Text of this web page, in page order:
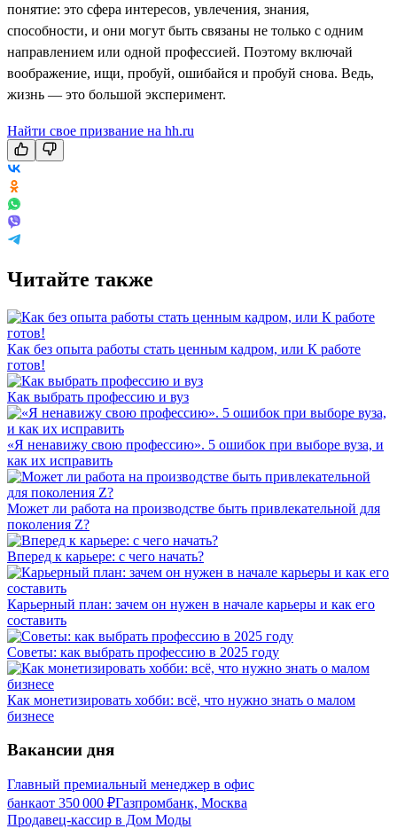
понятие: это сфера интересов, увлечения, знания,
способности, и они могут быть связаны не только с одним
направлением или одной профессией. Поэтому включай
воображение, ищи, пробуй, ошибайся и пробуй снова. Ведь,
жизнь — это большой эксперимент.
Найти свое призвание на hh.ru
Читайте также
Как без опыта работы стать ценным кадром, или К работе
готов!
Как выбрать профессию и вуз
«Я ненавижу свою профессию». 5 ошибок при выборе вуза, и
как их исправить
Может ли работа на производстве быть привлекательной для
поколения Z?
Вперед к карьере: с чего начать?
Карьерный план: зачем он нужен в начале карьеры и как его
составить
Советы: как выбрать профессию в 2025 году
Как монетизировать хобби: всё, что нужно знать о малом
бизнесе
Вакансии дня
Главный премиальный менеджер в офис
банкаот 350 000 ₽Газпромбанк, Москва
Продавец-кассир в Дом Моды